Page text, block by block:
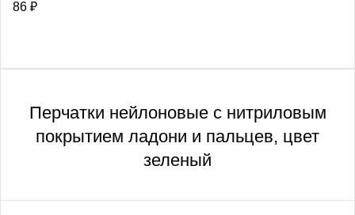
86 ₽
Перчатки нейлоновые с нитриловым
покрытием ладони и пальцев, цвет
зеленый